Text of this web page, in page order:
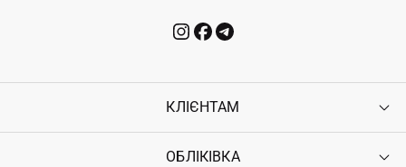
КЛІЄНТАМ
Контакти
ОБЛІКІВКА